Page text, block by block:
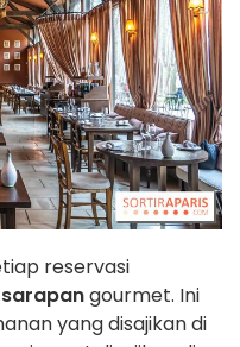
reservasi
sarapangourmet. Ini
yang disajikan di